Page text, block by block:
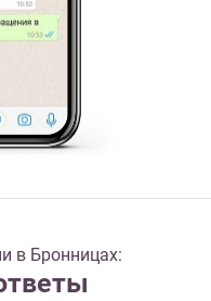
в Бронницах: